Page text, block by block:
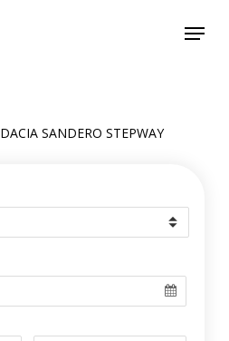
Menu
DACIA SANDERO STEPWAY